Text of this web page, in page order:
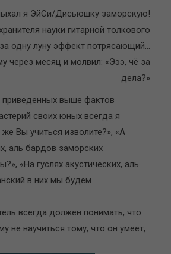
я ЭйСи/Дисьюшку заморскую!
науки гитарной толкового
одну луну эффект потрясающий…
через месяц и молвил: «Эээ, чё за
дела?»
приведенных выше фактов
своих юных всегда я
Вы учиться изволите?», «А
аль бардов заморских
«На гуслях акустических, аль
в них мы будем
всегда должен понимать, что
не научиться тому, что он умеет,